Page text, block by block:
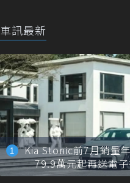
車訊最新
Kia Stonic前7月銷量
79.9萬元起再送電子